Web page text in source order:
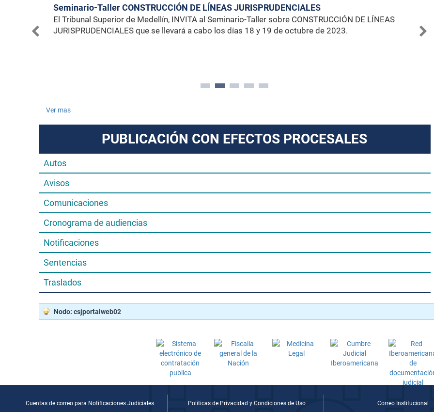
Seminario-Taller CONSTRUCCIÓN DE LÍNEAS JURISPRUDENCIALES
El Tribunal Superior de Medellín, INVITA al Seminario-Taller sobre CONSTRUCCIÓN DE LÍNEAS
JURISPRUDENCIALES que se llevará a cabo los días 18 y 19 de octubre de 2023.
Ver mas
PUBLICACIÓN CON EFECTOS PROCESALES
Autos
Avisos
Comunicaciones
Cronograma de audiencias
Notificaciones
Sentencias
Traslados
Nodo: csjportalweb02
Cuentas de correo para Notificaciones Judiciales Politicas de Privacidad y Condiciones de Uso Correo Institucional